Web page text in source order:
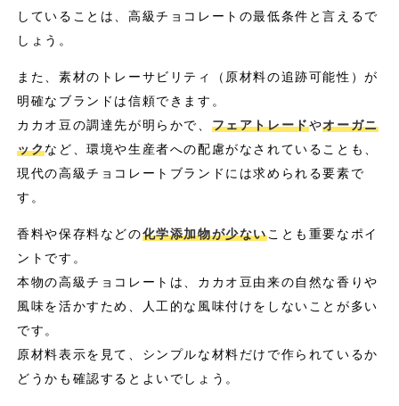
していることは、高級チョコレートの最低条件と言えるで
しょう。
また、素材のトレーサビリティ（原材料の追跡可能性）が
明確なブランドは信頼できます。
カカオ豆の調達先が明らかで、 フェアトレードやオーガニ
ックなど、環境や生産者への配慮がなされていることも、
現代の高級チョコレートブランドには求められる要素で
す。
香料や保存料などの化学添加物が少ないことも重要なポイ
ントです。
本物の高級チョコレートは、カカオ豆由来の自然な香りや
風味を活かすため、人工的な風味付けをしないことが多い
です。
原材料表示を見て、シンプルな材料だけで作られているか
どうかも確認するとよいでしょう。